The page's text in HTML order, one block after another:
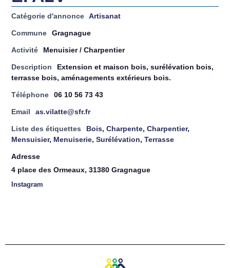
Catégorie d'annonce Artisanat
Commune Gragnague
Activité Menuisier / Charpentier
Description
Extension et maison bois, surélévation bois,
terrasse bois, aménagements extérieurs bois.
Téléphone 06 10 56 73 43
Email as.vilatte@sfr.fr
Liste des étiquettes Bois, Charpente, Charpentier,
Mensuisier, Menuiserie, Surélévation, Terrasse
Adresse
4 place des Ormeaux, 31380 Gragnague
Instagram